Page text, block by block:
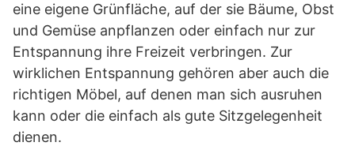
eine eigene Grünfläche, auf der sie Bäume, Obst
und Gemüse anpflanzen oder einfach nur zur
Entspannung ihre Freizeit verbringen. Zur
wirklichen Entspannung gehören aber auch die
richtigen Möbel, auf denen man sich ausruhen
kann oder die einfach als gute Sitzgelegenheit
dienen.